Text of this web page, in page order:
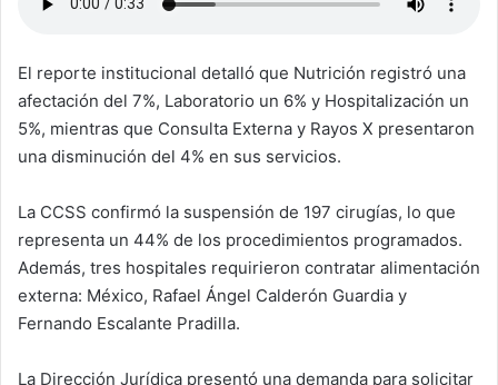
El reporte institucional detalló que Nutrición registró una
afectación del 7%, Laboratorio un 6% y Hospitalización un
5%, mientras que Consulta Externa y Rayos X presentaron
una disminución del 4% en sus servicios.
La CCSS confirmó la suspensión de 197 cirugías, lo que
representa un 44% de los procedimientos programados.
Además, tres hospitales requirieron contratar alimentación
externa: México, Rafael Ángel Calderón Guardia y
Fernando Escalante Pradilla.
La Dirección Jurídica presentó una demanda para solicitar